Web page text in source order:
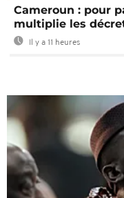
Cameroun : pour
multiplie les
Il y a 11 heures